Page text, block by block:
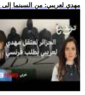
.. مهدي لعريبي: من السينما